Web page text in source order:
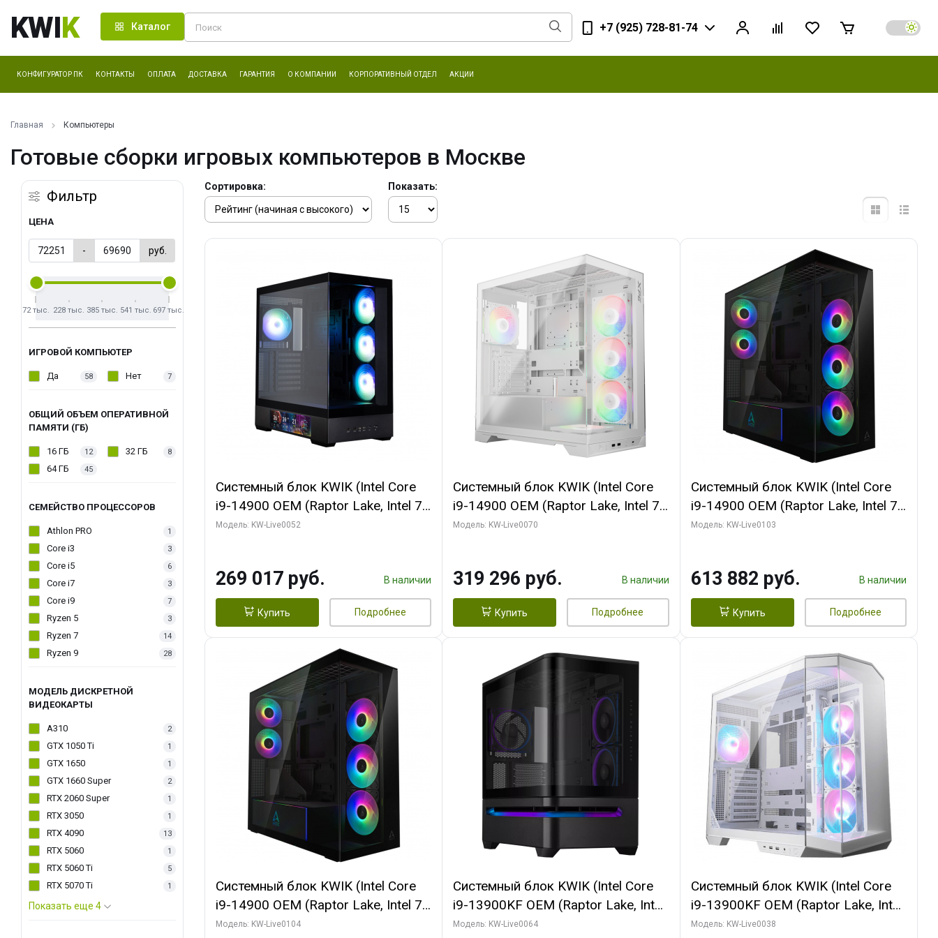
KWIK Каталог +7 (925) 728-81-74
КОНФИГУРАТОР ПК КОНТАКТЫ ОПЛАТА ДОСТАВКА ГАРАНТИЯ О КОМПАНИИ КОРПОРАТИВНЫЙ ОТДЕЛ АКЦИИ
Главная Компьютеры
Готовые сборки игровых компьютеров в Москве
Фильтр
ЦЕНА
- руб.
72 тыс. 228 тыс. 385 тыс. 541 тыс. 697 тыс.
ИГРОВОЙ КОМПЬЮТЕР
Да 58 Нет 7
ОБЩИЙ ОБЪЕМ ОПЕРАТИВНОЙ
ПАМЯТИ (ГБ)
16 ГБ 12 32 ГБ 8
64 ГБ 45
СЕМЕЙСТВО ПРОЦЕССОРОВ
Athlon PRO 1
Core i3 3
Core i5 6
Core i7 3
Core i9 7
Ryzen 5 3
Ryzen 7 14
Ryzen 9 28
МОДЕЛЬ ДИСКРЕТНОЙ
ВИДЕОКАРТЫ
A310 2
GTX 1050 Ti 1
GTX 1650 1
GTX 1660 Super 2
RTX 2060 Super 1
RTX 3050 1
RTX 4090 13
RTX 5060 1
RTX 5060 Ti 5
RTX 5070 Ti 1
Показать еще 4
Сортировка: Показать:
Системный блок KWIK (Intel Core
i9-14900 OEM (Raptor Lake, Intel 7,
C24 16EC/8PC// 64 ГБ ОЗУ (2
256bit 3xDP HD/ 512 ГБ SSD)
Модель: KW-Live0052
269 017 руб. В наличии
Купить Подробнее
Системный блок KWIK (Intel Core
i9-14900 OEM (Raptor Lake, Intel 7,
C24 16EC/8PC// 64 ГБ ОЗУ (2
GDDR7 256bit/ 960 ГБ SSD)
Модель: KW-Live0070
319 296 руб. В наличии
Купить Подробнее
Системный блок KWIK (Intel Core
i9-14900 OEM (Raptor Lake, Intel 7,
C24 16EC/8PC// 64 ГБ ОЗУ (2
Turbo/ 960 ГБ SSD)
Модель: KW-Live0103
613 882 руб. В наличии
Купить Подробнее
Системный блок KWIK (Intel Core
i9-14900 OEM (Raptor Lake, Intel 7,
C24 16EC/8PC// 64 ГБ ОЗУ (2
Модель: KW-Live0104
Системный блок KWIK (Intel Core
i9-13900KF OEM (Raptor Lake, Intel
7, C24 16EC/8P/ 64 ГБ ОЗУ (2
Модель: KW-Live0064
Системный блок KWIK (Intel Core
i9-13900KF OEM (Raptor Lake, Intel
7, C24 16EC/8P/ 32 ГБ ОЗУ (2
Модель: KW-Live0038